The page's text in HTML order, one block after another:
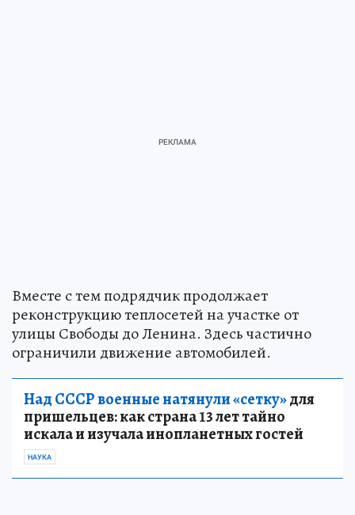
Вместе с тем подрядчик продолжает
реконструкцию теплосетей на участке от
улицы Свободы до Ленина. Здесь частично
ограничили движение автомобилей.
Над СССР военные натянули «сетку»для
пришельцев: как страна 13 лет тайно
искала и изучала инопланетных гостей
НАУКА